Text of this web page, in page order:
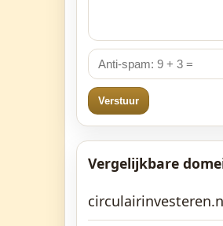
Verstuur
Vergelijkbare